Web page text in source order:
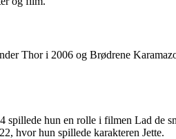
Thor i 2006 og Brødrene
hun en rolle i filmen Lad de
hvor hun spillede karakteren Jette.